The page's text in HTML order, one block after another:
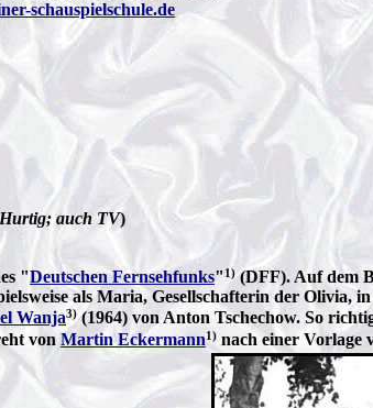
schauspielschule.de
auch TV)
"Deutschen Fernsehfunks"1)(DFF). Auf dem
als Maria, Gesellschafterin der Olivia,
Wanja3)(1964) von Anton Tschechow. So
von Martin Eckermann1) nach einer Vorlage